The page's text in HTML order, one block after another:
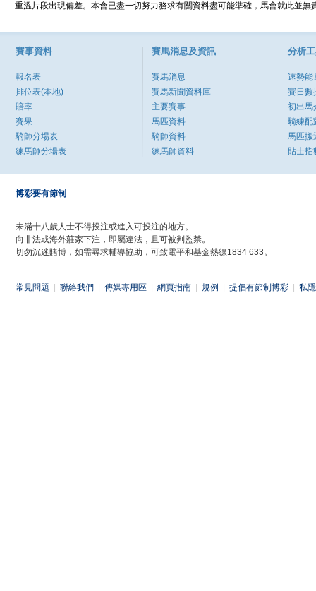
重溫片段出現偏差。本會已盡一切努力務求有關資料盡可能準確，馬會就此並
賽事資料
報名表
排位表(本地)
賠率
賽果
騎師分場表
練馬師分場表
賽馬消息及資訊
賽馬消息
賽馬新聞資料庫
主要賽事
馬匹資料
騎師資料
練馬師資料
分析
速勢能
賽日數
初出馬
騎練配
馬匹搬
貼士指
博彩要有節制
未滿十八歲人士不得投注或進入可投注的地方。
向非法或海外莊家下注，即屬違法，且可被判監禁。
切勿沉迷賭博，如需尋求輔導協助，可致電平和基金熱線1834 633。
常見問題 聯絡我們 傳媒專用區 網頁指南 規例 提倡有節制博彩 私